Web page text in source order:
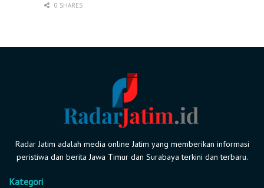
0 SHARES
Radar Jatim adalah media online Jatim yang memberikan informasi
peristiwa dan berita Jawa Timur dan Surabaya terkini dan terbaru.
Kategori